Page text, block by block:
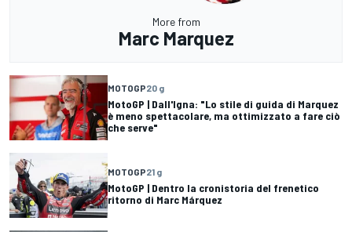
More from
Marc Marquez
MOTOGP20 g
MotoGP | Dall'Igna: "Lo stile di guida di Marquez
è meno spettacolare, ma ottimizzato a fare ciò
che serve"
MOTOGP21 g
MotoGP | Dentro la cronistoria del frenetico
ritorno di Marc Márquez